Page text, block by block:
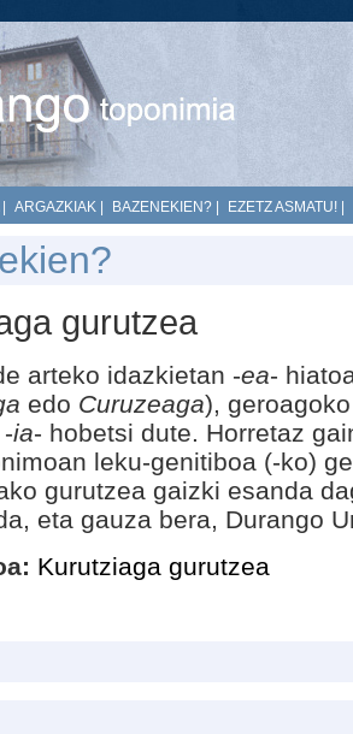
ARGAZKIAK BAZENEKIEN? EZETZ ASMATU!
gurutzea
arteko idazkietan -ea-
edo Curuzeaga),
ia- hobetsi dute. Horretaz
leku-genitiboa (-ko)
gurutzea gaizki esanda
eta gauza bera, Durango
Kurutziaga gurutzea